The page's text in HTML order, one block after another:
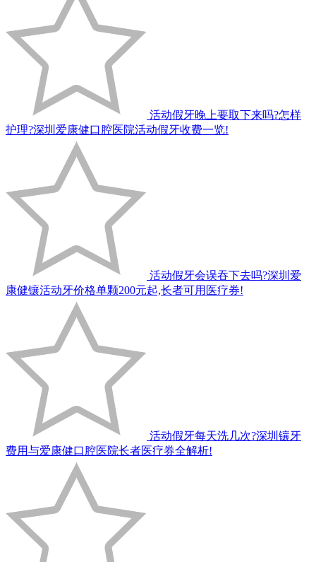
活动假牙晚上要取下来吗?怎样
护理?深圳爱康健口腔医院活动假牙收费一览!
活动假牙会误吞下去吗?深圳爱
康健镶活动牙价格单颗200元起,长者可用医疗券!
活动假牙每天洗几次?深圳镶牙
费用与爱康健口腔医院长者医疗券全解析!